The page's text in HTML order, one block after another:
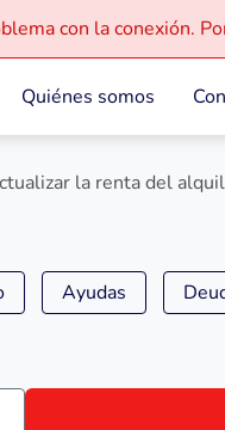
con la conexión.
Quiénes somos
la renta del
Ayudas